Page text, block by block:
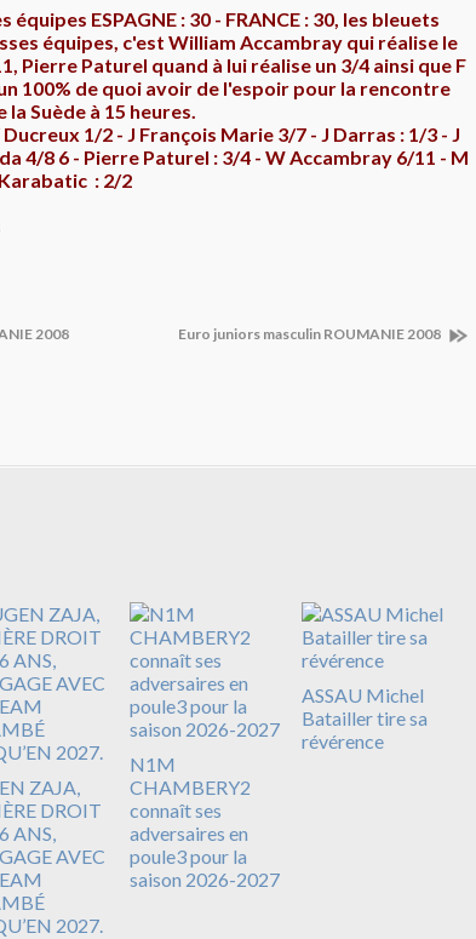
ESPAGNE : 30 - FRANCE : 30, les bleuets
équipes, c'est William Accambray qui réalise le
Pierre Paturel quand à lui réalise un 3/4 ainsi que F
100% de quoi avoir de l'espoir pour la rencontre
Suède à 15 heures.
1/2 - J François Marie 3/7 - J Darras : 1/3 - J
4/8 6 - Pierre Paturel : 3/4 - W Accambray 6/11 - M
: 2/2
2008 Euro juniors masculin ROUMANIE 2008
ZAJA,
DROIT
ANS,
AVEC
2027.
N1M
CHAMBERY2
connaît ses
adversaires en
poule3 pour la
saison 2026-2027
ASSAU Michel
Batailler tire sa
révérence